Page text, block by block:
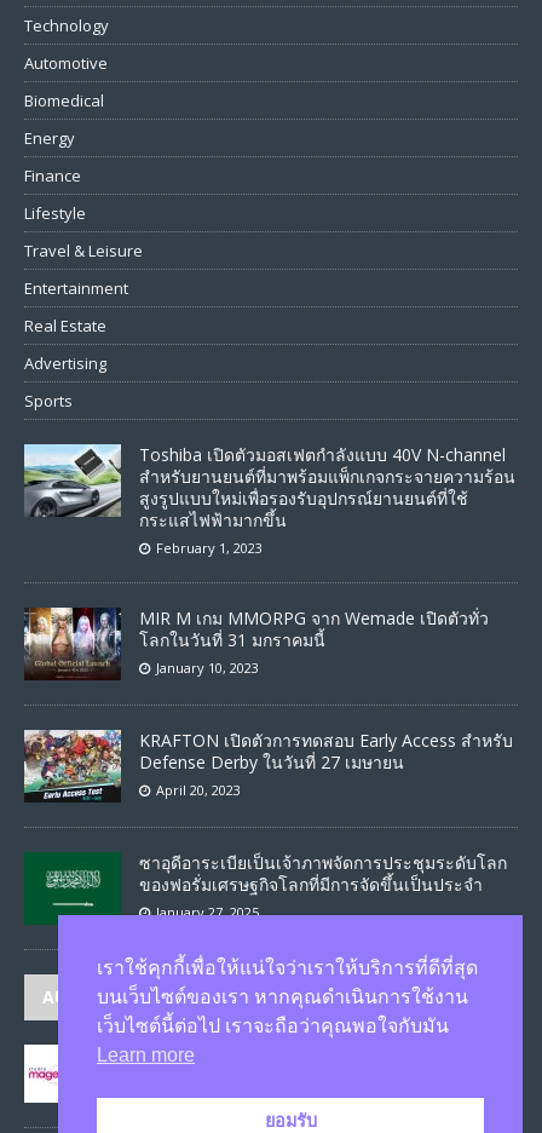
Technology
Automotive
Biomedical
Energy
Finance
Lifestyle
Travel & Leisure
Entertainment
Real Estate
Advertising
Sports
Toshiba เปิดตัวมอสเฟตกำลังแบบ 40V N-channel
สำหรับยานยนต์ที่มาพร้อมแพ็กเกจกระจายความร้อน
สูงรูปแบบใหม่เพื่อรองรับอุปกรณ์ยานยนต์ที่ใช้
กระแสไฟฟ้ามากขึ้น
February 1, 2023
MIR M เกม MMORPG จาก Wemade เปิดตัวทั่ว
โลกในวันที่ 31 มกราคมนี้
January 10, 2023
KRAFTON เปิดตัวการทดสอบ Early Access สำหรับ
Defense Derby ในวันที่ 27 เมษายน
April 20, 2023
ซาอุดีอาระเบียเป็นเจ้าภาพจัดการประชุมระดับโลก
ของฟอรั่มเศรษฐกิจโลกที่มีการจัดขึ้นเป็นประจำ
January 27, 2025
AUTHORS
JASON
เราใช้คุกกี้เพื่อให้แน่ใจว่าเราให้บริการที่ดีที่สุด
บนเว็บไซต์ของเรา หากคุณดำเนินการใช้งาน
เว็บไซต์นี้ต่อไป เราจะถือว่าคุณพอใจกับมัน
Learn more
ยอมรับ